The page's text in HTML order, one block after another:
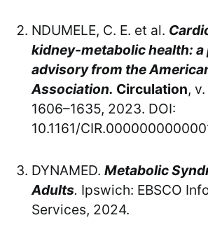
NDUMELE, C. E. et al.
kidney-metabolic health:
advisory from the
Association. Circulation,
1606–1635, 2023. DOI:
10.1161/
DYNAMED. Metabolic
Adults. Ipswich: EBSCO
Services, 2024.